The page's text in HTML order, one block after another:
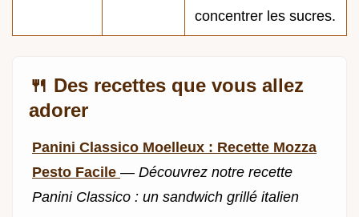
concentrer les sucres.
🍴 Des recettes que vous allez
adorer
Panini Classico Moelleux : Recette Mozza
Pesto Facile — Découvrez notre recette
Panini Classico : un sandwich grillé italien